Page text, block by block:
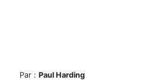
Par : Paul Harding